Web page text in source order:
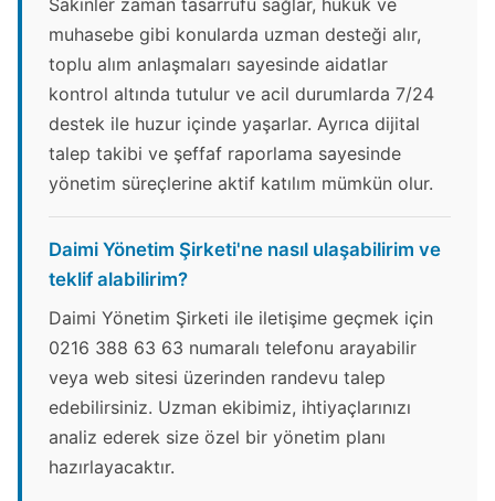
Sakinler zaman tasarrufu sağlar, hukuk ve
muhasebe gibi konularda uzman desteği alır,
toplu alım anlaşmaları sayesinde aidatlar
kontrol altında tutulur ve acil durumlarda 7/24
destek ile huzur içinde yaşarlar. Ayrıca dijital
talep takibi ve şeffaf raporlama sayesinde
yönetim süreçlerine aktif katılım mümkün olur.
Daimi Yönetim Şirketi'ne nasıl ulaşabilirim ve
teklif alabilirim?
Daimi Yönetim Şirketi ile iletişime geçmek için
0216 388 63 63 numaralı telefonu arayabilir
veya web sitesi üzerinden randevu talep
edebilirsiniz. Uzman ekibimiz, ihtiyaçlarınızı
analiz ederek size özel bir yönetim planı
hazırlayacaktır.